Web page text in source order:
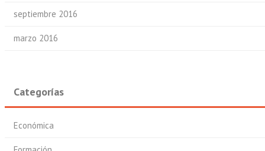
septiembre 2016
marzo 2016
Categorías
Económica